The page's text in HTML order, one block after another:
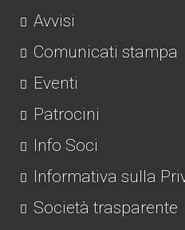
Avvisi
Comunicati stampa
Eventi
Patrocini
Info Soci
Informativa sulla
Società trasparente